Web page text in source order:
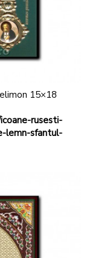
15×18
rusesti-
lemn-sfantul-